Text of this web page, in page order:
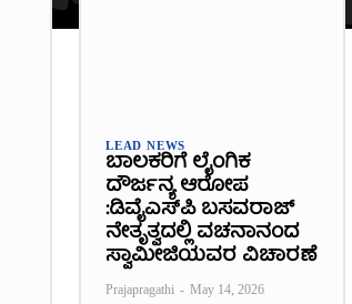
LEAD NEWS
ಬಾಲಕರಿಗೆ ಲೈಂಗಿಕ
ದೌರ್ಜನ್ಯ ಆರೋಪ
:ಡಿವೈಎಸ್‌ಪಿ ಬಸವರಾಜ್
ನೇತೃತ್ವದಲ್ಲಿ ವಚನಾನಂದ
ಸ್ವಾಮೀಜಿಯವರ ವಿಚಾರಣೆ
Prajapragathi - May 14, 2026